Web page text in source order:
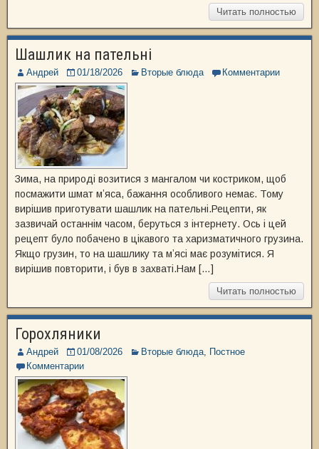
Читать полностью
Шашлик на пательні
Андрей 01/18/2026 Вторые блюда Комментарии
Зима, на природі возитися з мангалом чи костриком, щоб
посмажити шмат мʼяса, бажання особливого немає. Тому
вирішив приготувати шашлик на пательні.Рецепти, як
зазвичай останнім часом, беруться з інтернету. Ось і цей
рецепт було побачено в цікавого та харизматичного грузина.
Якщо грузин, то на шашлику та мʼясі має розумітися. Я
вирішив повторити, і був в захваті.Нам […]
Читать полностью
Горохляники
Андрей 01/08/2026 Вторые блюда, Постное
Комментарии